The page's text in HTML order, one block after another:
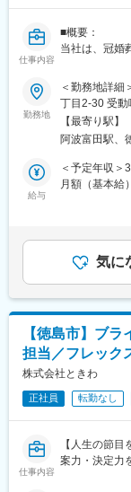
仕事内容
■概要：
当社は、冠婚
たサービス
ります。今回
の「互助会
す。
■「互助会」
冠婚葬祭互
えて、会費を
お客様のライ
の葬儀会館
的にイベン
ャーとして
画などのマネ
■組織構成/入
組織としては
在籍しており
ぐに馴染むこ
を行いながら
はメンバー
マネージャー
勤務地
＜勤務地詳細
丁目2-30 受動
事業所
【最寄り駅】
阿波富田駅、
給与
＜予定年収＞
月額（基本給
円（前年度
の他固定手
安の金額であ
(月額)は固定
気に
【徳島市】ブ
担当／フレック
株式会社ときわ
正社員 転勤なし
仕事内容
【人生の節
案力・決定力